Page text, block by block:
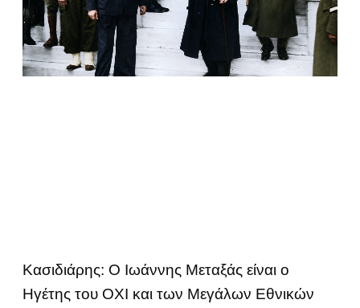
Κασιδιάρης: Ο Ιωάννης Μεταξάς είναι ο
Ηγέτης του ΟΧΙ και των Μεγάλων Εθνικών